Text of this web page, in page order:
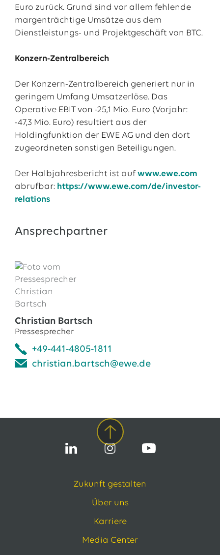
Euro zurück. Grund sind vor allem fehlende
margenträchtige Umsätze aus dem
Dienstleistungs- und Projektgeschäft von BTC.
Konzern-Zentralbereich
Der Konzern-Zentralbereich generiert nur in
geringem Umfang Umsatzerlöse. Das
Operative EBIT von -25,1 Mio. Euro (Vorjahr:
-47,3 Mio. Euro) resultiert aus der
Holdingfunktion der EWE AG und den dort
zugeordneten sonstigen Beteiligungen.
Der Halbjahresbericht ist aufwww.ewe.com
abrufbar: https://www.ewe.com/de/investor-
relations
Ansprechpartner
Christian Bartsch
Pressesprecher
+49-441-4805-1811
christian.bartsch@ewe.de
Zukunft gestalten
Über uns
Karriere
Media Center